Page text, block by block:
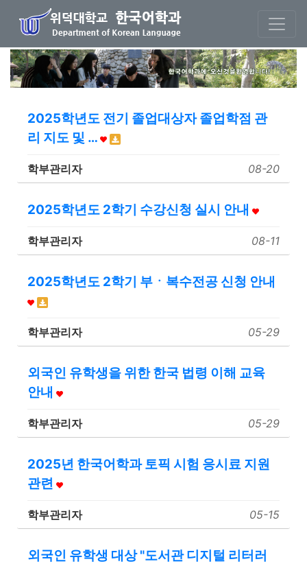
2025학년도 전기 졸업대상자 졸업학점 관
리 지도 및 …
학부관리자 08-20
2025학년도 2학기 수강신청 실시 안내
학부관리자 08-11
2025학년도 2학기 부ㆍ복수전공 신청 안내
학부관리자 05-29
외국인 유학생을 위한 한국 법령 이해 교육
안내
학부관리자 05-29
2025년 한국어학과 토픽 시험 응시료 지원
관련
학부관리자 05-15
외국인 유학생 대상 "도서관 디지털 리터러